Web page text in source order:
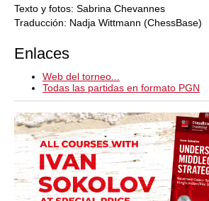
Texto y fotos: Sabrina Chevannes
Traducción: Nadja Wittmann (ChessBase)
Enlaces
Web del torneo...
Todas las partidas en formato PGN